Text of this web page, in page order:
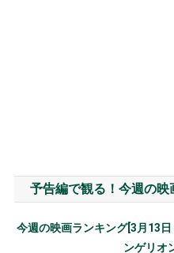
予告編で観る！今週の映
今週の映画ランキング[3月13
ンゲリオ